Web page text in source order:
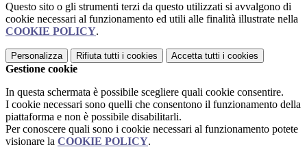
Questo sito o gli strumenti terzi da questo utilizzati si avvalgono di
cookie necessari al funzionamento ed utili alle finalità illustrate nella
COOKIE POLICY.
Personalizza Rifiuta tutti i cookies Accetta tutti i cookies
Gestione cookie
In questa schermata è possibile scegliere quali cookie consentire.
I cookie necessari sono quelli che consentono il funzionamento della
piattaforma e non è possibile disabilitarli.
Per conoscere quali sono i cookie necessari al funzionamento potete
visionare la COOKIE POLICY.